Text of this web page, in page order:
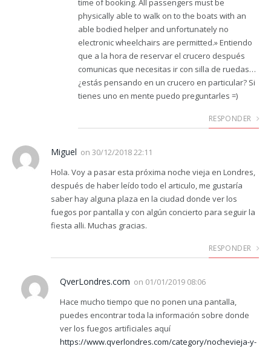
time of booking. All passengers must be
physically able to walk on to the boats with an
able bodied helper and unfortunately no
electronic wheelchairs are permitted.» Entiendo
que a la hora de reservar el crucero después
comunicas que necesitas ir con silla de ruedas…
¿estás pensando en un crucero en particular? Si
tienes uno en mente puedo preguntarles =)
RESPONDER
Miguel on 30/12/2018 22:11
Hola. Voy a pasar esta próxima noche vieja en Londres,
después de haber leído todo el articulo, me gustaría
saber hay alguna plaza en la ciudad donde ver los
fuegos por pantalla y con algún concierto para seguir la
fiesta alli. Muchas gracias.
RESPONDER
QverLondres.com on 01/01/2019 08:06
Hace mucho tiempo que no ponen una pantalla,
puedes encontrar toda la información sobre donde
ver los fuegos artificiales aquí
https://www.qverlondres.com/category/nochevieja-y-